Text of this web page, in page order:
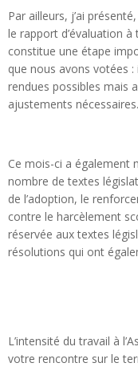
Par ailleurs, j’ai
le rapport d’évaluation
constitue une étape
que nous avons votées
rendues possibles mais
ajustements nécessaires.
Ce mois-ci a également
nombre de textes
de l’adoption, le
contre le harcèlement
réservée aux textes
résolutions qui ont
L’intensité du travail à
votre rencontre sur le